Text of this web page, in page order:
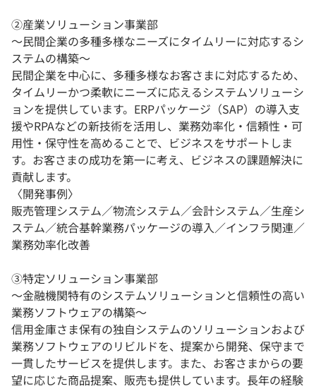
②産業ソリューション事業部
〜民間企業の多種多様なニーズにタイムリーに対応するシ
ステムの構築〜
民間企業を中心に、多種多様なお客さまに対応するため、
タイムリーかつ柔軟にニーズに応えるシステムソリューシ
ョンを提供しています。ERPパッケージ（SAP）の導入支
援やRPAなどの新技術を活用し、業務効率化・信頼性・可
用性・保守性を高めることで、ビジネスをサポートしま
す。お客さまの成功を第一に考え、ビジネスの課題解決に
貢献します。
〈開発事例〉
販売管理システム／物流システム／会計システム／生産シ
ステム／統合基幹業務パッケージの導入／インフラ関連／
業務効率化改善
③特定ソリューション事業部
〜金融機関特有のシステムソリューションと信頼性の高い
業務ソフトウェアの構築〜
信用金庫さま保有の独自システムのソリューションおよび
業務ソフトウェアのリビルドを、提案から開発、保守まで
一貫したサービスを提供します。また、お客さまからの要
望に応じた商品提案、販売も提供しています。長年の経験